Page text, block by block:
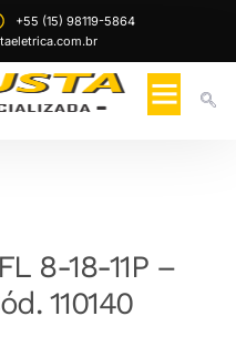
+55 (15) 98119-5864
8-18-11P –
110140